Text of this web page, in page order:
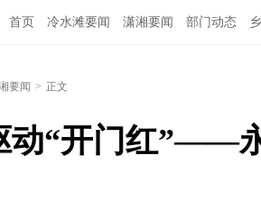
首页 冷水滩要闻 潇湘要闻 部门动态
要闻 > 正文
动“开门红”——